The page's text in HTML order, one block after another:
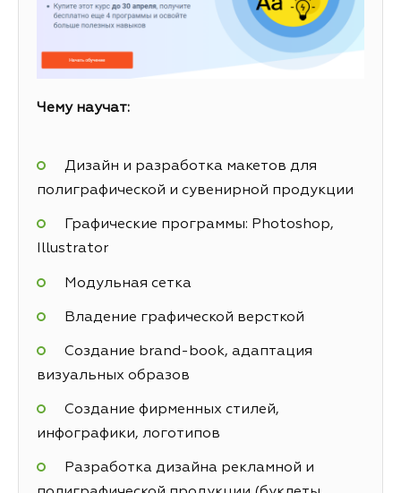
Чему научат:
Дизайн и разработка макетов для
полиграфической и сувенирной продукции
Графические программы: Photoshop,
Illustrator
Модульная сетка
Владение графической версткой
Создание brand-book, адаптация
визуальных образов
Создание фирменных стилей,
инфографики, логотипов
Разработка дизайна рекламной и